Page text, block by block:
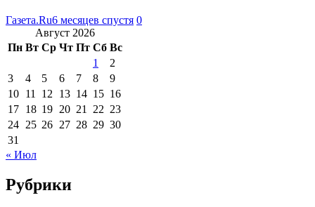
Газета.Ru6 месяцев спустя 0
Август 2026
Пн Вт Ср Чт Пт Сб Вс
1
2
3
4 5 6 7 8
9
10 11 12 13 14 15 16
17 18 19 20 21 22 23
24 25 26 27 28 29 30
31
« Июл
Рубрики